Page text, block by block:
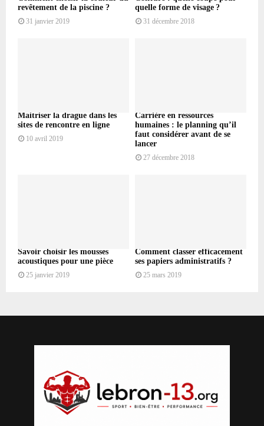
revêtement de la piscine ?
31 janvier 2019
quelle forme de visage ?
31 décembre 2018
Maitriser la drague dans les
sites de rencontre en ligne
10 avril 2019
Carrière en ressources
humaines : le planning qu’il
faut considérer avant de se
lancer
27 décembre 2018
Savoir choisir les mousses
acoustiques pour une pièce
25 janvier 2019
Comment classer efficacement
ses papiers administratifs ?
25 mars 2019